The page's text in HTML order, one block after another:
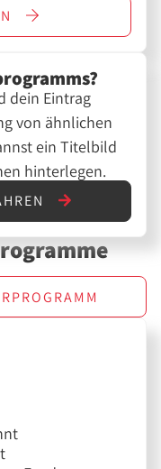
dein Eintrag
von ähnlichen
ein Titelbild
hinterlegen.